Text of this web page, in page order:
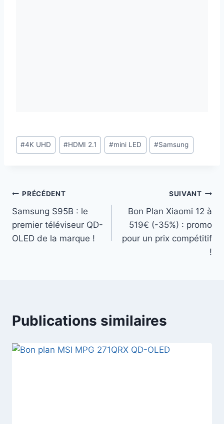
Étiquettes
de
#4K UHD #HDMI 2.1 #mini LED #Samsung
Navigation
de
l’article
PRÉCÉDENT
Samsung S95B : le
premier téléviseur QD-
OLED de la marque !
SUIVANT
Bon Plan Xiaomi 12 à
519€ (-35%) : promo
pour un prix compétitif
!
Publications similaires